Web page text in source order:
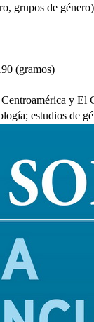
grupos de género)
(gramos)
y El
estudios de